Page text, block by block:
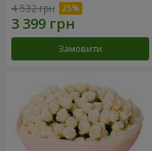
4 532 грн
Замовити